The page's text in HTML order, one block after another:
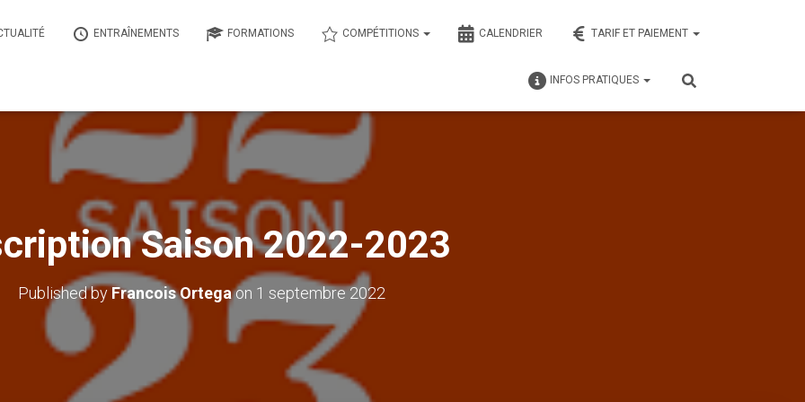
ENTRAÎNEMENTS FORMATIONS COMPÉTITIONS CALENDRIER TARIF ET PAIEMENT
INFOS PRATIQUES
Saison 2022-2023
Published byFrancois Ortegaon 1 septembre 2022